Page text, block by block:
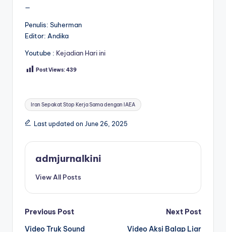
—
Penulis: Suherman
Editor: Andika
Youtube : Kejadian Hari ini
Post Views:439
Tags:
Iran Sepakat Stop Kerja Sama dengan IAEA
Last updated on June 26, 2025
admjurnalkini
View All Posts
Post
Previous Post
Video Truk Sound
Next Post
Video Aksi Balap Liar